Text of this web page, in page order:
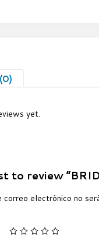
yet.
to review
correo electrónico no